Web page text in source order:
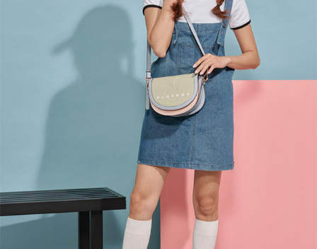
３．未成年的使用者請事先徵得法定代理人或監護人之同意方可使用
「AFTEE先享後付」，若未經同意申辦者引起之損失，本公司不負相關責
４．使用「AFTEE先享後付」時，將依據個別帳號之用戶狀況，依本公司即
時審查核予不同之上限額度；若仍有額度不足之情形，本公司將視審查結果
５．嚴禁一人註冊多個帳號或使用他人資訊註冊。若發現惡意使用之情形，
恩沛科技股份有限公司將有權停止該用戶之使用額度並採取法律行動。
每筆NT$60，滿NT$2,000(含以上)免運費